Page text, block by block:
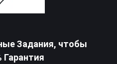
Задания, чтобы
Гарантия